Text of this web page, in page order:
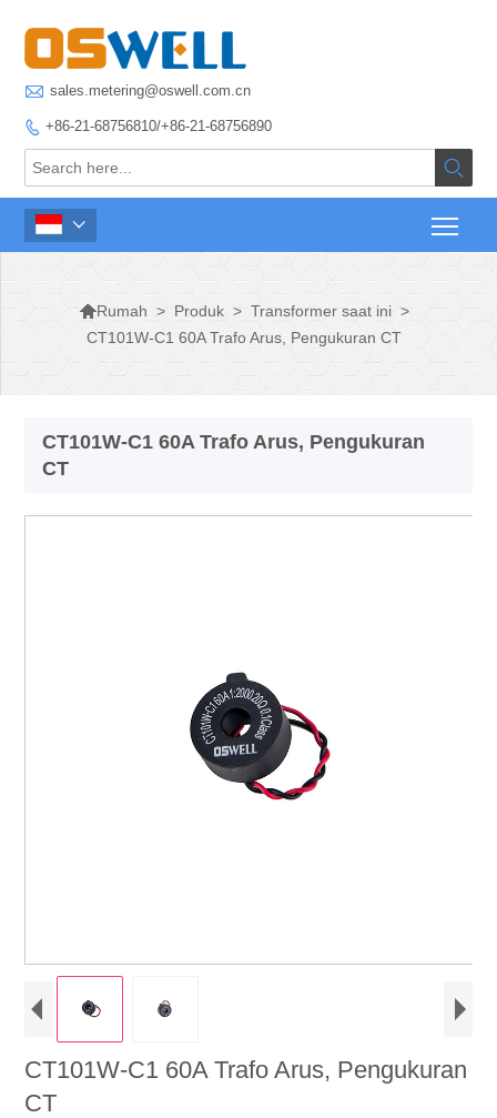
 sales.metering@oswell.com.cn
 +86-21-68756810/+86-21-68756890


Rumah > Produk > Transformer saat ini >
CT101W-C1 60A Trafo Arus, Pengukuran CT
CT101W-C1 60A Trafo Arus, Pengukuran
CT
CT101W-C1 60A Trafo Arus, Pengukuran
CT